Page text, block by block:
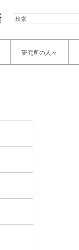
研究所の人々